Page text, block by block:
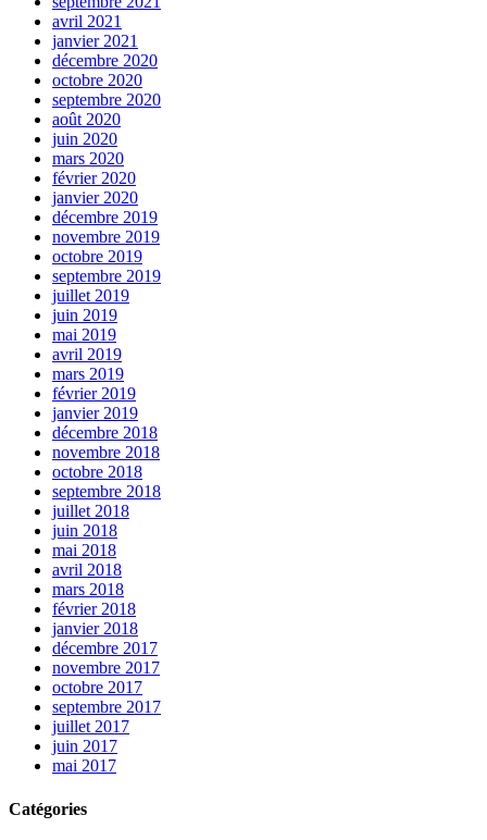
avril 2021
janvier 2021
décembre 2020
octobre 2020
septembre 2020
août 2020
juin 2020
mars 2020
février 2020
janvier 2020
décembre 2019
novembre 2019
octobre 2019
septembre 2019
juillet 2019
juin 2019
mai 2019
avril 2019
mars 2019
février 2019
janvier 2019
décembre 2018
novembre 2018
octobre 2018
septembre 2018
juillet 2018
juin 2018
mai 2018
avril 2018
mars 2018
février 2018
janvier 2018
décembre 2017
novembre 2017
octobre 2017
septembre 2017
juillet 2017
juin 2017
mai 2017
Catégories